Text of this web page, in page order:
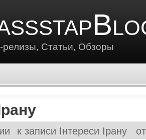
релизы, Статьи, Обзоры
к записи Інтереси Ірану